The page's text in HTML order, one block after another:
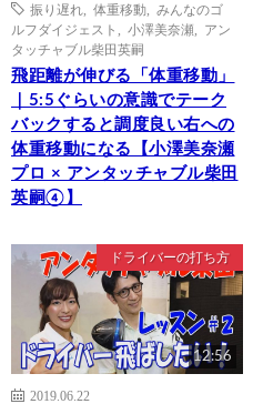
振り遅れ
体重移動
みんなのゴ
ルフダイジェスト
小澤美奈瀬
アン
タッチャブル柴田英嗣
飛距離が伸びる「体重移動」
｜5:5ぐらいの意識でテーク
バックすると調度良い右への
体重移動になる【小澤美奈瀬
プロ × アンタッチャブル柴田
英嗣④】
ドライバーの打ち方
12:56
2019.06.22